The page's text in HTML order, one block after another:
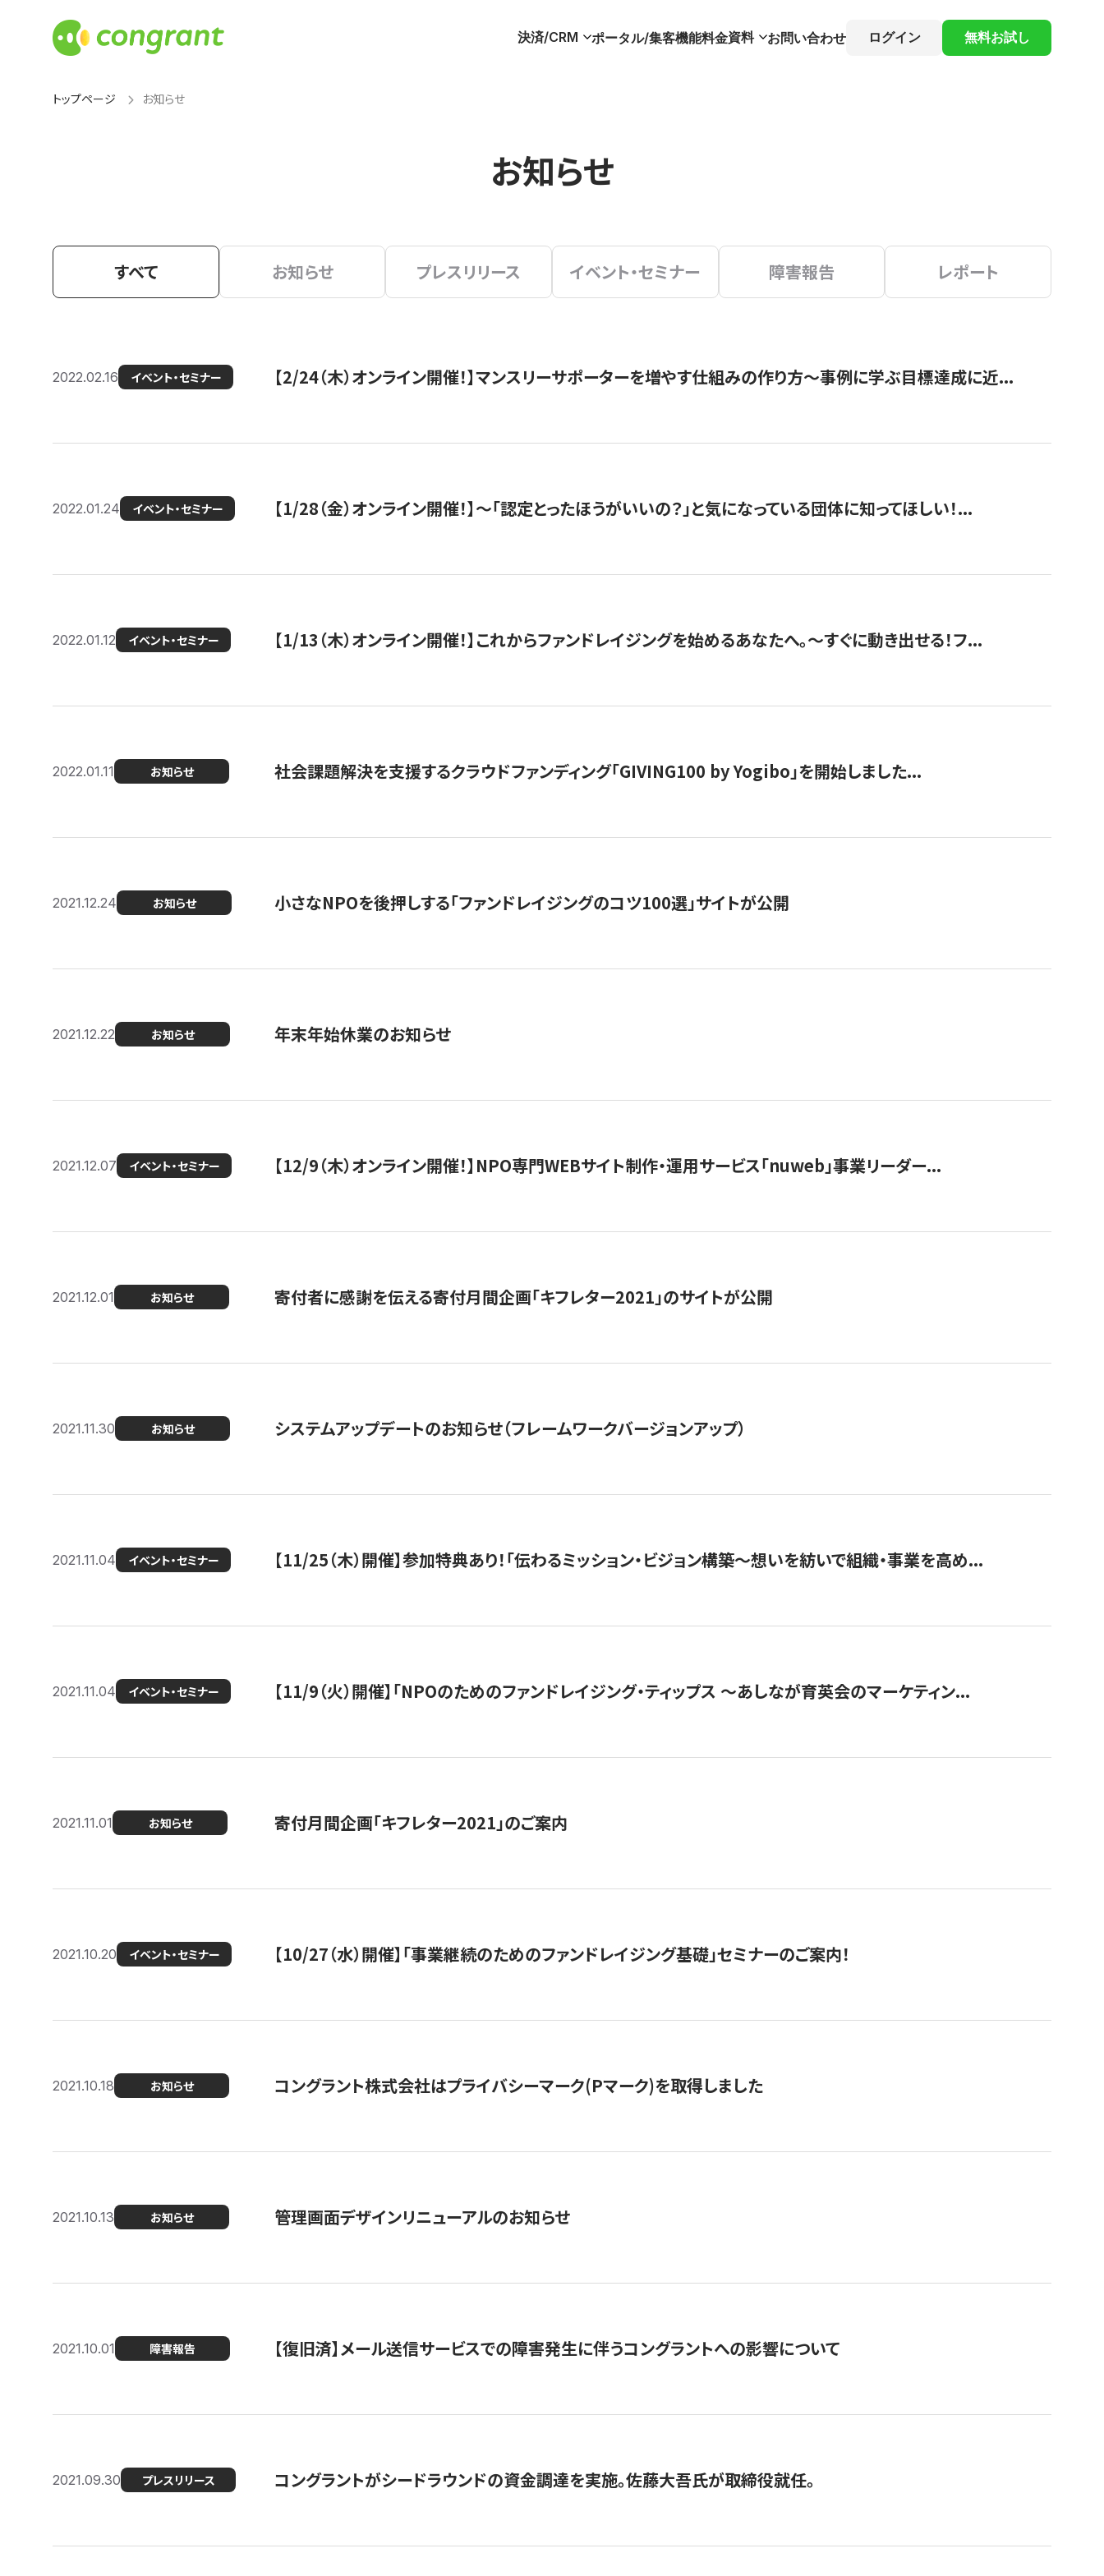
決済/CRM ポータル/集客機能料金資料 お問い合わせ ログイン 無料お試し
トップページ お知らせ
お知らせ
すべて お知らせ プレスリリース イベント・セミナー 障害報告 レポート
2022.02.16 イベント・セミナー 【2/24（木）オンライン開催！】マンスリーサポーターを増やす仕組みの作り方〜事例に学ぶ目標達成に近...
2022.01.24 イベント・セミナー 【1/28（金）オンライン開催！】〜「認定とったほうがいいの？」と気になっている団体に知ってほしい！...
2022.01.12 イベント・セミナー 【1/13（木）オンライン開催！】これからファンドレイジングを始めるあなたへ。〜すぐに動き出せる！フ...
2022.01.11 お知らせ 社会課題解決を支援するクラウドファンディング「GIVING100 by Yogibo」を開始しました...
2021.12.24 お知らせ 小さなNPOを後押しする「ファンドレイジングのコツ100選」サイトが公開
2021.12.22 お知らせ 年末年始休業のお知らせ
2021.12.07 イベント・セミナー 【12/9（木）オンライン開催！】NPO専門WEBサイト制作・運用サービス「nuweb」事業リーダー...
2021.12.01 お知らせ 寄付者に感謝を伝える寄付月間企画「キフレター2021」のサイトが公開
2021.11.30 お知らせ システムアップデートのお知らせ（フレームワークバージョンアップ）
2021.11.04 イベント・セミナー 【11/25（木）開催】参加特典あり！「伝わるミッション・ビジョン構築〜想いを紡いで組織・事業を高め...
2021.11.04 イベント・セミナー 【11/9（火）開催】「NPOのためのファンドレイジング・ティップス 〜あしなが育英会のマーケティン...
2021.11.01 お知らせ 寄付月間企画「キフレター2021」のご案内
2021.10.20 イベント・セミナー 【10/27（水）開催】「事業継続のためのファンドレイジング基礎」セミナーのご案内！
2021.10.18 お知らせ コングラント株式会社はプライバシーマーク(Pマーク)を取得しました
2021.10.13 お知らせ 管理画面デザインリニューアルのお知らせ
2021.10.01 障害報告 【復旧済】メール送信サービスでの障害発生に伴うコングラントへの影響について
2021.09.30 プレスリリース コングラントがシードラウンドの資金調達を実施。佐藤大吾氏が取締役就任。